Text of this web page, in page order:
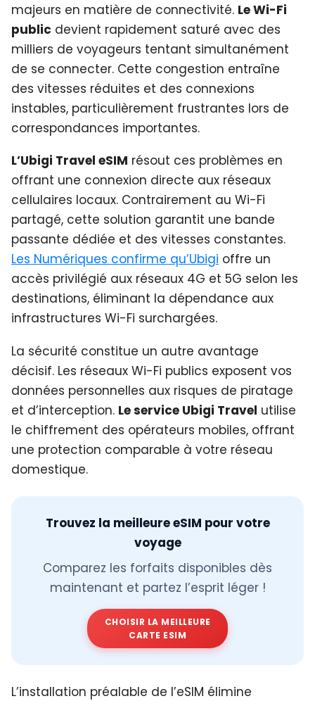
majeurs en matière de connectivité. Le Wi-Fi
public devient rapidement saturé avec des
milliers de voyageurs tentant simultanément
de se connecter. Cette congestion entraîne
des vitesses réduites et des connexions
instables, particulièrement frustrantes lors de
correspondances importantes.
L’Ubigi Travel eSIM résout ces problèmes en
offrant une connexion directe aux réseaux
cellulaires locaux. Contrairement au Wi-Fi
partagé, cette solution garantit une bande
passante dédiée et des vitesses constantes.
Les Numériques confirme qu’Ubigi offre un
accès privilégié aux réseaux 4G et 5G selon les
destinations, éliminant la dépendance aux
infrastructures Wi-Fi surchargées.
La sécurité constitue un autre avantage
décisif. Les réseaux Wi-Fi publics exposent vos
données personnelles aux risques de piratage
et d’interception. Le service Ubigi Travel utilise
le chiffrement des opérateurs mobiles, offrant
une protection comparable à votre réseau
domestique.
Trouvez la meilleure eSIM pour votre
voyage
Comparez les forfaits disponibles dès
maintenant et partez l’esprit léger !
CHOISIR LA MEILLEURE
CARTE ESIM
L’installation préalable de l’eSIM élimine